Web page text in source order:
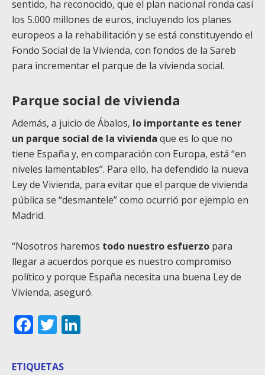
sentido, ha reconocido, que el plan nacional ronda casi
los 5.000 millones de euros, incluyendo los planes
europeos a la rehabilitación y se está constituyendo el
Fondo Social de la Vivienda, con fondos de la Sareb
para incrementar el parque de la vivienda social.
Parque social de vivienda
Además, a juicio de Ábalos, lo importante es tener
un parque social de la vivienda que es lo que no
tiene España y, en comparación con Europa, está “en
niveles lamentables”. Para ello, ha defendido la nueva
Ley de Vivienda, para evitar que el parque de vivienda
pública se “desmantele” como ocurrió por ejemplo en
Madrid.
“Nosotros haremos todo nuestro esfuerzo para
llegar a acuerdos porque es nuestro compromiso
político y porque España necesita una buena Ley de
Vivienda, aseguró.
Facebook
Twitter
ETIQUETAS